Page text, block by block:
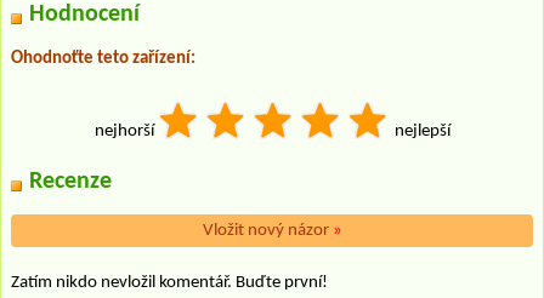
Hodnocení
Ohodnoťte teto zařízení:
nejhorší nejlepší
Recenze
Vložit nový názor »
Zatím nikdo nevložil komentář. Buďte první!